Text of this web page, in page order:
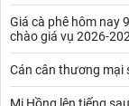
Giá cà phê hôm nay
chào giá vụ 2026-
Cán cân thương mại